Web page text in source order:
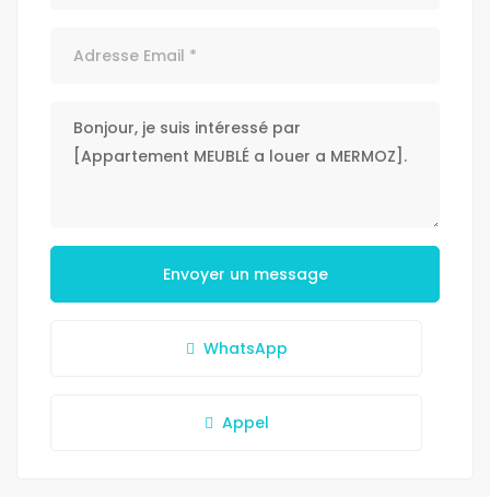
Envoyer un message
WhatsApp
Appel